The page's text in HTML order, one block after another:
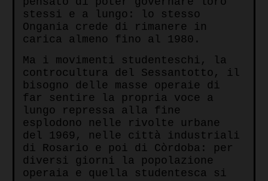
stessi e a lungo: lo stesso
Ongania crede di rimanere in
carica almeno fino al 1980.
Ma i movimenti studenteschi, la
controcultura del Sessantotto, il
bisogno delle masse operaie di
far sentire la propria voce a
lungo repressa alla fine
esplodono nelle rivolte urbane
del 1969, nelle città industriali
di Rosario e poi di Còrdoba: per
diversi giorni la popolazione
operaia e quella studentesca si